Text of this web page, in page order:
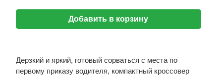
Добавить в корзину
Дерзкий и яркий, готовый сорваться с места по
первому приказу водителя, компактный кроссовер